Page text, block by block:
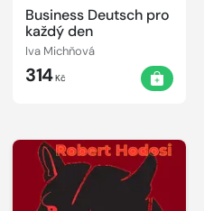
Business Deutsch pro
každý den
Iva Michňová
314Kč